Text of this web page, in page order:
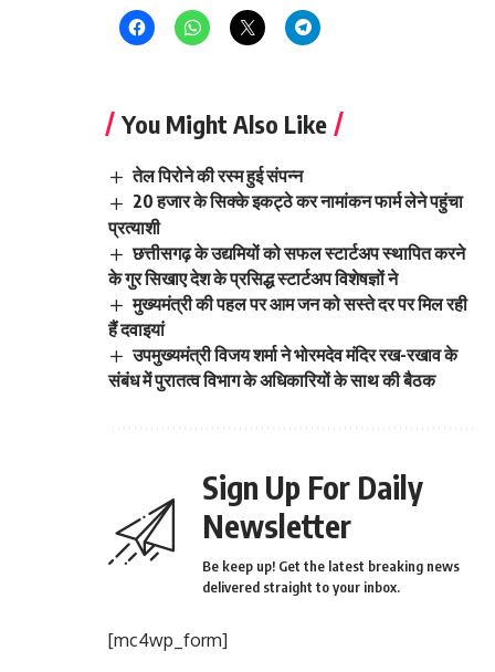
You Might Also Like
तेल पिरोने की रस्म हुई संपन्न
20 हजार के सिक्के इकट्ठे कर नामांकन फार्म लेने पहुंचा
प्रत्याशी
छत्तीसगढ़ के उद्यमियों को सफल स्टार्टअप स्थापित करने
के गुर सिखाए देश के प्रसिद्ध स्टार्टअप विशेषज्ञों ने
मुख्यमंत्री की पहल पर आम जन को सस्ते दर पर मिल रही
हैं दवाइयां
उपमुख्यमंत्री विजय शर्मा ने भोरमदेव मंदिर रख-रखाव के
संबंध में पुरातत्व विभाग के अधिकारियों के साथ की बैठक
Sign Up For Daily
Newsletter
Be keep up! Get the latest breaking news
delivered straight to your inbox.
[mc4wp_form]